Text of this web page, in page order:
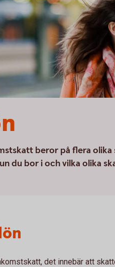
beror på flera
du bor i och vilka olika
det innebär att